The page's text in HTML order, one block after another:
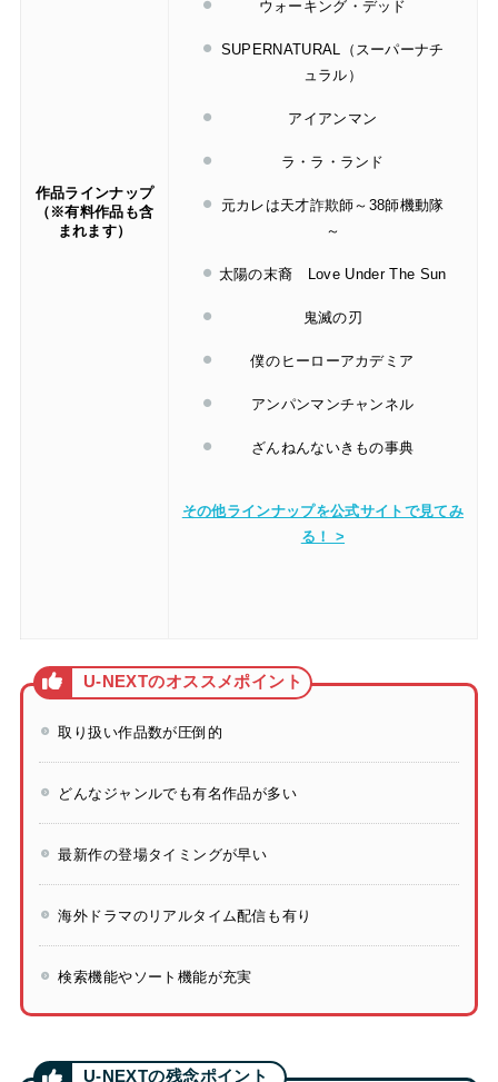
作品ラインナップ
（※有料作品も含
まれます）
ウォーキング・デッド
SUPERNATURAL（スーパーナチ
ュラル）
アイアンマン
ラ・ラ・ランド
元カレは天才詐欺師～38師機動隊
～
太陽の末裔 Love Under The Sun
鬼滅の刃
僕のヒーローアカデミア
アンパンマンチャンネル
ざんねんないきもの事典
その他ラインナップを公式サイトで見てみ
る！ >
取り扱い作品数が圧倒的
どんなジャンルでも有名作品が多い
最新作の登場タイミングが早い
海外ドラマのリアルタイム配信も有り
検索機能やソート機能が充実